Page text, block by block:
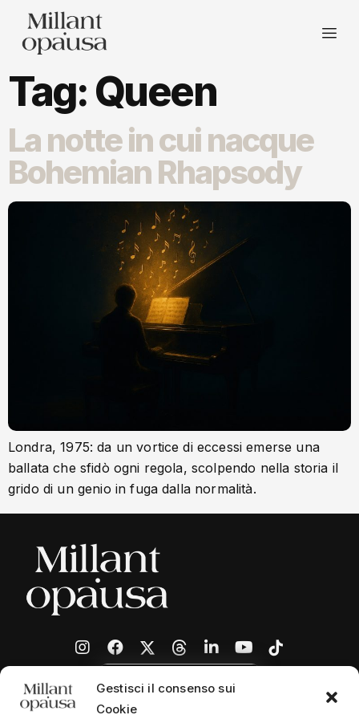
Gestisci il consenso sui
Cookie
Tag: Queen
La notte in cui nacque
Bohemian Rhapsody
Londra, 1975: da un vortice di eccessi emerse una
ballata che sfidò ogni regola, scolpendo nella storia il
grido di un genio in fuga dalla normalità.